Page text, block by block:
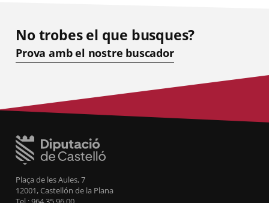
No trobes el que busques?
Prova amb el nostre buscador
Plaça de les Aules, 7
12001, Castellón de la Plana